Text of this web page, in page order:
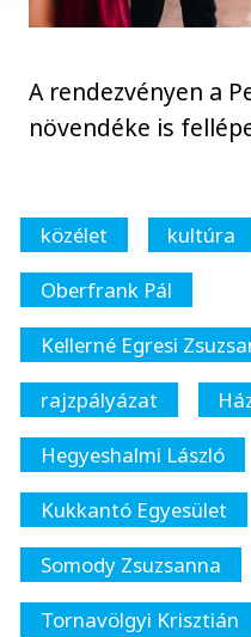
A rendezvényen a
növendéke is
közélet kultúra
Oberfrank Pál
Kellerné Egresi
rajzpályázat
Hegyeshalmi László
Kukkantó Egyesület
Somody Zsuzsanna
Tornavölgyi Krisztián